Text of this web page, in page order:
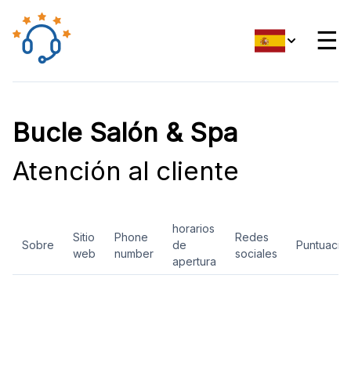
☰
Bucle Salón & Spa
Atención al cliente
Sobre
Sitio
web
Phone
number
horarios
de
apertura
Redes
sociales